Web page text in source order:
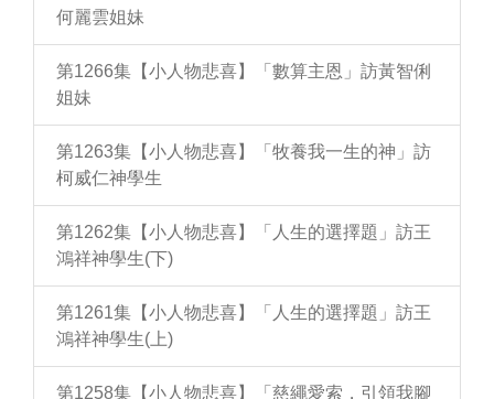
何麗雲姐妹
第1266集【小人物悲喜】「數算主恩」訪黃智俐
姐妹
第1263集【小人物悲喜】「牧養我一生的神」訪
柯威仁神學生
第1262集【小人物悲喜】「人生的選擇題」訪王
鴻祥神學生(下)
第1261集【小人物悲喜】「人生的選擇題」訪王
鴻祥神學生(上)
第1258集【小人物悲喜】「慈繩愛索，引領我腳